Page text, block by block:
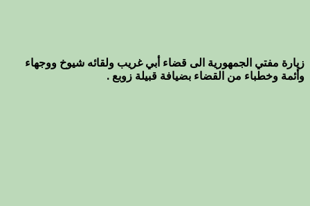
زيارة مفتي الجمهورية الى قضاء أبي غريب ولقائه شيوخ ووجهاء
وأئمة وخطباء من القضاء بضيافة قبيلة زوبع .